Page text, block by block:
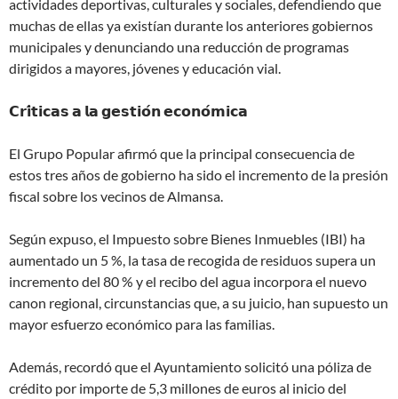
actividades deportivas, culturales y sociales, defendiendo que
muchas de ellas ya existían durante los anteriores gobiernos
municipales y denunciando una reducción de programas
dirigidos a mayores, jóvenes y educación vial.
𝗖𝗿𝗶́𝘁𝗶𝗰𝗮𝘀 𝗮 𝗹𝗮 𝗴𝗲𝘀𝘁𝗶𝗼́𝗻 𝗲𝗰𝗼𝗻𝗼́𝗺𝗶𝗰𝗮
El Grupo Popular afirmó que la principal consecuencia de
estos tres años de gobierno ha sido el incremento de la presión
fiscal sobre los vecinos de Almansa.
Según expuso, el Impuesto sobre Bienes Inmuebles (IBI) ha
aumentado un 5 %, la tasa de recogida de residuos supera un
incremento del 80 % y el recibo del agua incorpora el nuevo
canon regional, circunstancias que, a su juicio, han supuesto un
mayor esfuerzo económico para las familias.
Además, recordó que el Ayuntamiento solicitó una póliza de
crédito por importe de 5,3 millones de euros al inicio del